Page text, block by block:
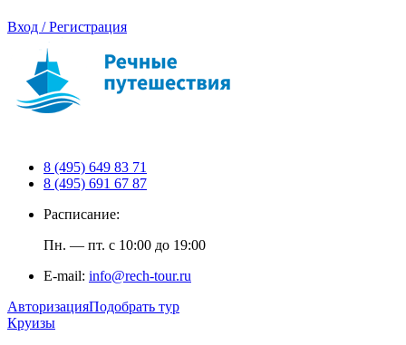
Вход / Регистрация
8 (495) 649 83 71
8 (495) 691 67 87
Расписание:
Пн. — пт. с 10:00 до 19:00
E-mail: info@rech-tour.ru
АвторизацияПодобрать тур
Круизы